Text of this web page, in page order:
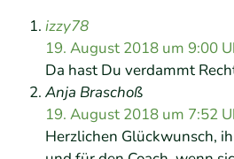
izzy78
19. August 2018 um 9:00
Da hast Du verdammt
Anja Braschoß
19. August 2018 um 7:52
Herzlichen Glückwunsch,